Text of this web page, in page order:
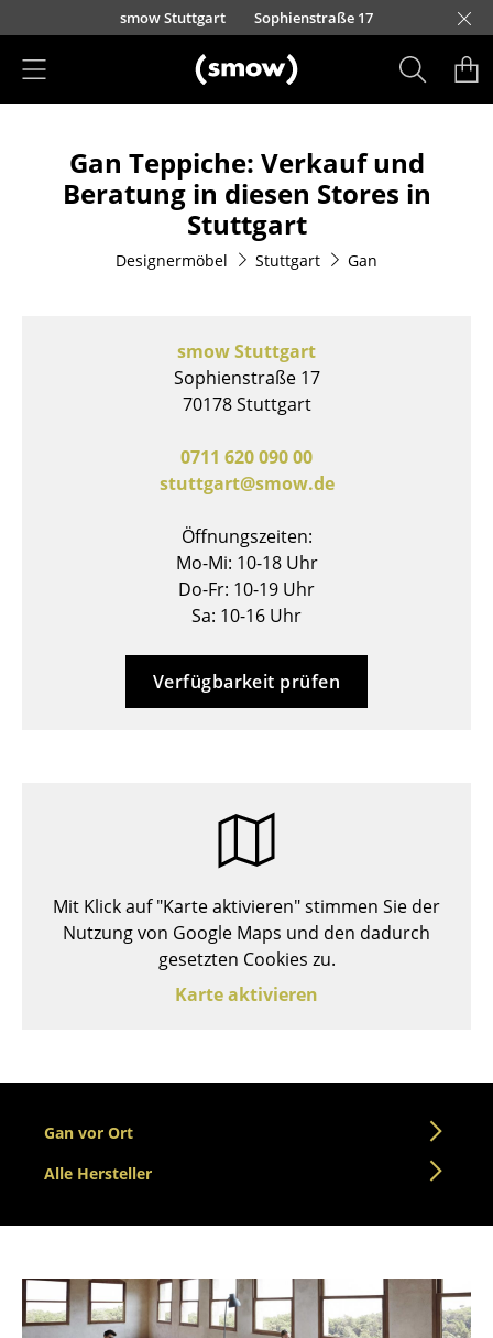
Direkt zum Inhalt
10039
Lorettostraße 28
Straße 30-32
Landstraße 140
Wohleb-Straße 6/8
Schmiedestraße 8
Straße 91
Zollernstraße 29
Kronengasse 15 70
Laufer Gasse 24
Vorderer Eckweg 37smow Stuttgart Sophienstraße 17
Sitzmöbel
Esszimmerstühle
Gartenstühle
Einzelteile
... alle Sitzmöbel
Konferenztische
Stehtische & Stehpulte
Gan Teppiche: Verkauf und
Beratung in diesen Stores in
Stuttgart
Designermöbel Stuttgart Gan
smow Stuttgart
Sophienstraße 17
70178 Stuttgart
0711 620 090 00
stuttgart@smow.de
Öffnungszeiten:
Mo-Mi: 10-18 Uhr
Do-Fr: 10-19 Uhr
Sa: 10-16 Uhr
Verfügbarkeit prüfen
Mit Klick auf "Karte aktivieren" stimmen Sie der
Nutzung von Google Maps und den dadurch
gesetzten Cookies zu.
Karte aktivieren
Gan vor Ort
Alle Hersteller